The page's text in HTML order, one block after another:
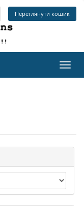
Переглянути кошик